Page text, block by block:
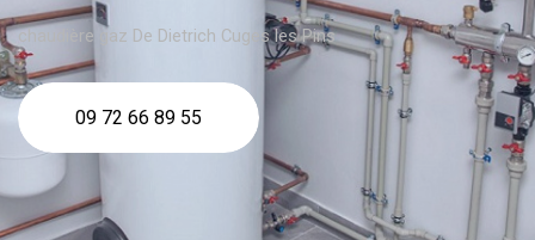
chaudière gaz De Dietrich Cuges les Pins
09 72 66 89 55